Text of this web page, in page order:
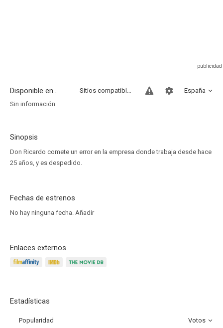
Disponible en... España
Sitios compatibles
Sin información
Sinopsis
Don Ricardo comete un error en la empresa donde trabaja desde hace
25 años, y es despedido.
Fechas de estrenos
No hay ninguna fecha. Añadir
Enlaces externos
Estadísticas
Popularidad Votos